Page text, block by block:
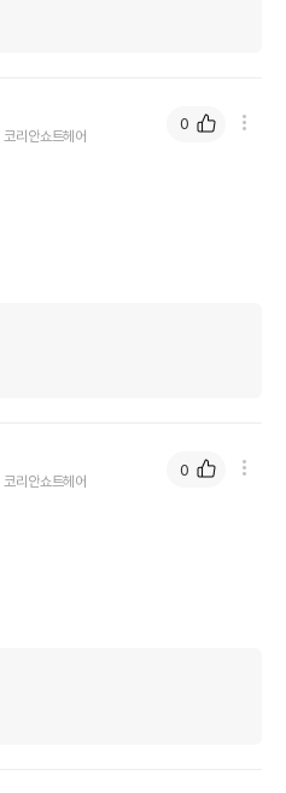
코리안쇼트헤어
0
코리안쇼트헤어
0